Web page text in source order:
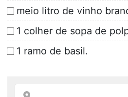
meio litro de vinho
1 colher de sopa de
1 ramo de basil.